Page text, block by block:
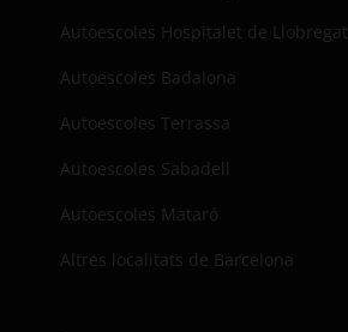
Autoescoles Hospitalet de Llobregat
Autoescoles Badalona
Autoescoles Terrassa
Autoescoles Sabadell
Autoescoles Mataró
Altres localitats de Barcelona